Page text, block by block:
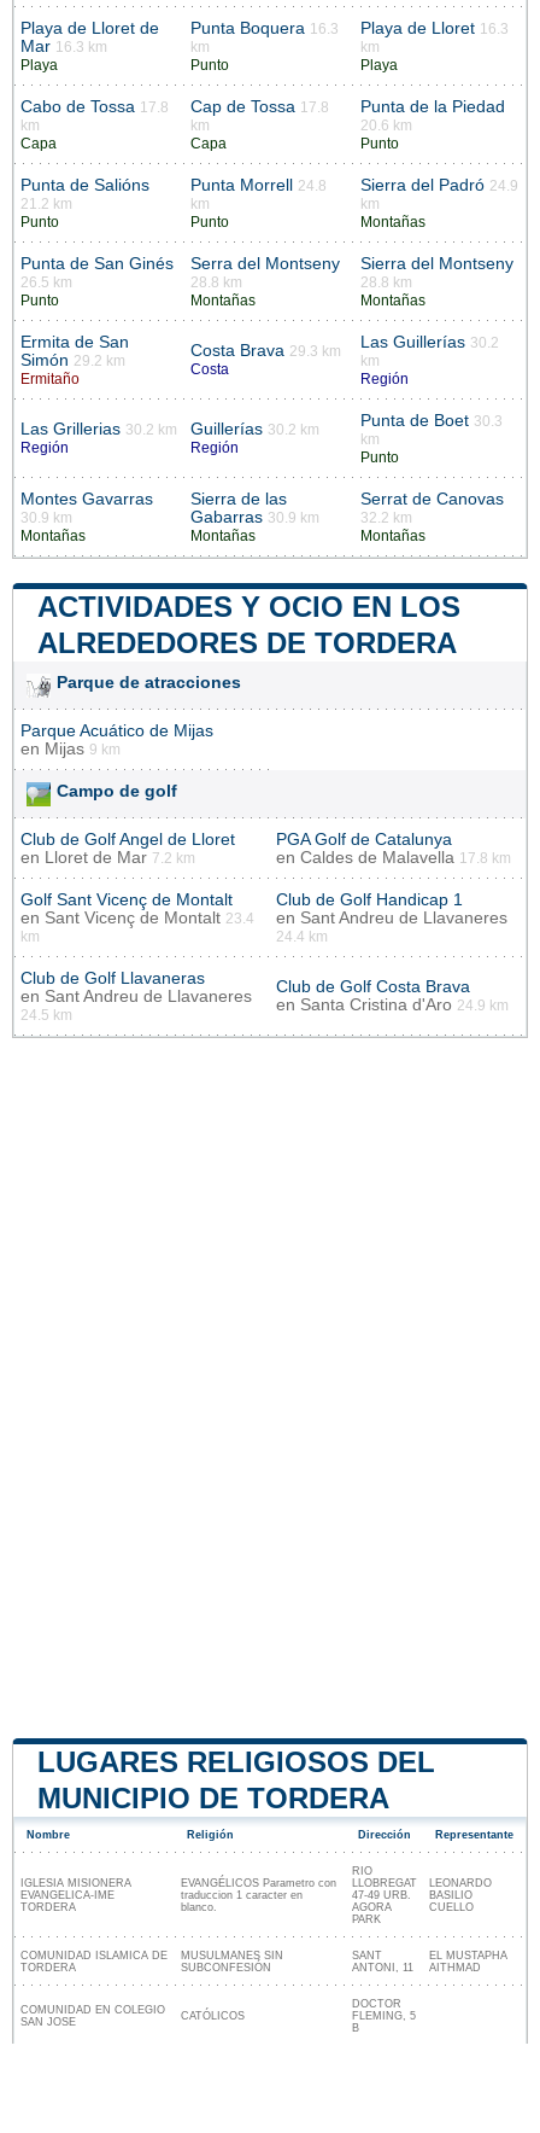
Playa de Lloret de
Mar 16.3 km
Playa
Punta Boquera 16.3
km
Punto
Playa de Lloret 16.3
km
Playa
Cabo de Tossa 17.8
km
Capa
Cap de Tossa 17.8
km
Capa
Punta de la Piedad
20.6 km
Punto
Punta de Salións
21.2 km
Punto
Punta Morrell
24.8
km
Punto
Sierra del Padró 24.9
km
Montañas
Punta de San Ginés
26.5 km
Punto
Serra del Montseny
28.8 km
Montañas
Sierra del Montseny
28.8 km
Montañas
Ermita de San
Simón 29.2 km
Ermitaño
Costa Brava 29.3 km
Costa
Las Guillerías 30.2
km
Región
Las Grillerias 30.2 km
Región
Guillerías 30.2 km
Región
Punta de Boet 30.3
km
Punto
Montes Gavarras
30.9 km
Montañas
Sierra de las
Gabarras 30.9 km
Montañas
Serrat de Canovas
32.2 km
Montañas
ACTIVIDADES Y OCIO EN LOS
ALREDEDORES DE TORDERA
Parque de atracciones
Parque Acuático de Mijas
en Mijas 9 km
Campo de golf
Club de Golf Angel de Lloret
en
Lloret de Mar 7.2 km
PGA Golf de Catalunya
en Caldes de Malavella 17.8 km
Golf Sant Vicenç de Montalt
en Sant Vicenç de Montalt 23.4
km
Club de Golf Handicap 1
en Sant Andreu de Llavaneres
24.4 km
Club de Golf Llavaneras
en Sant Andreu de Llavaneres
24.5 km
Club de Golf Costa Brava
en Santa Cristina d'Aro 24.9 km
LUGARES RELIGIOSOS DEL
MUNICIPIO DE TORDERA
Nombre Religión Dirección Representante
IGLESIA MISIONERA
EVANGELICA-IME
TORDERA
EVANGÉLICOS Parametro con
traduccion 1 caracter en
blanco.
RIO
LLOBREGAT
47-49 URB.
AGORA
PARK
LEONARDO
BASILIO
CUELLO
COMUNIDAD ISLAMICA DE
TORDERA
MUSULMANES SIN
SUBCONFESIÓN
SANT
ANTONI, 11
EL MUSTAPHA
AITHMAD
COMUNIDAD EN COLEGIO
SAN JOSE
CATÓLICOS
DOCTOR
FLEMING, 5
B